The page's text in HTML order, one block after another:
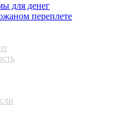
для денег
переплете